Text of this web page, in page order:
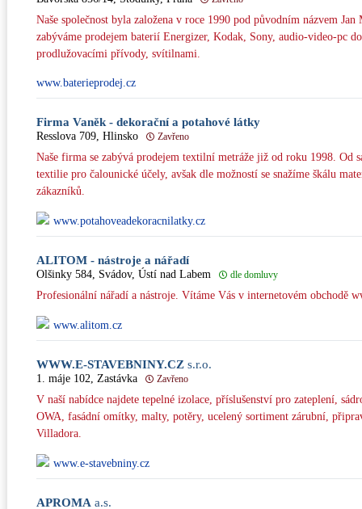
Naše společnost byla založena v roce 1990 pod původním názvem
zabýváme prodejem baterií Energizer, Kodak, Sony, audio-video-pc
prodlužovacími přívody, svítilnami.
www.baterieprodej.cz
Firma Vaněk - dekorační a potahové látky
Resslova 709, Hlinsko Zavřeno
Naše firma se zabývá prodejem textilní metráže již od roku 1998. Od
textilie pro čalounické účely, avšak dle možností se snažíme škálu
zákazníků.
www.potahoveadekoracnilatky.cz
ALITOM - nástroje a nářadí
Olšinky 584, Svádov, Ústí nad Labem dle domluvy
Profesionální nářadí a nástroje. Vítáme Vás v internetovém obchodě
www.alitom.cz
WWW.E-STAVEBNINY.CZ s.r.o.
1. máje 102, Zastávka Zavřeno
V naší nabídce najdete tepelné izolace, příslušenství pro zateplení,
OWA, fasádní omítky, malty, potěry, ucelený sortiment zárubní,
Villadora.
www.e-stavebniny.cz
APROMA a.s.